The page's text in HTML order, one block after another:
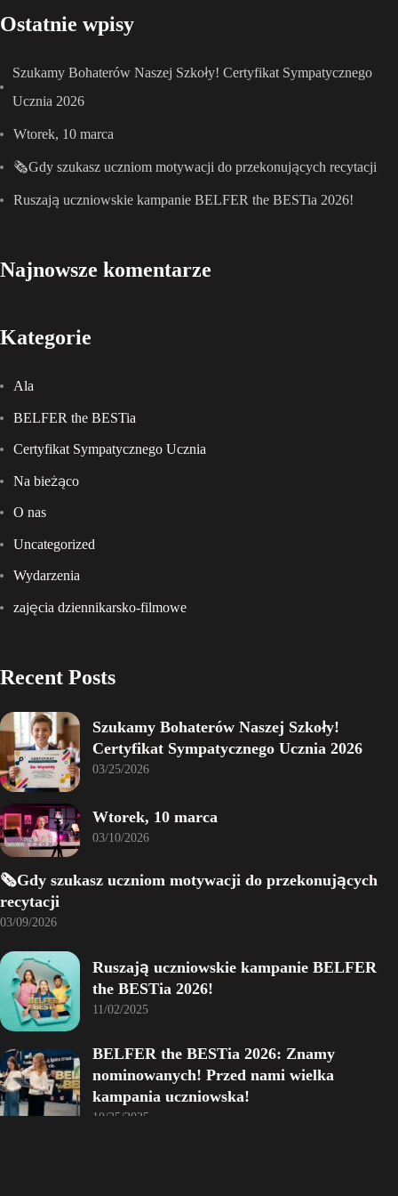
Ostatnie wpisy
Szukamy Bohaterów Naszej Szkoły! Certyfikat Sympatycznego
Ucznia 2026
Wtorek, 10 marca
🗞️Gdy szukasz uczniom motywacji do przekonujących recytacji
Ruszają uczniowskie kampanie BELFER the BESTia 2026!
Najnowsze komentarze
Kategorie
Ala
BELFER the BESTia
Certyfikat Sympatycznego Ucznia
Na bieżąco
O nas
Uncategorized
Wydarzenia
zajęcia dziennikarsko-filmowe
Recent Posts
Szukamy Bohaterów Naszej Szkoły!
Certyfikat Sympatycznego Ucznia 2026
03/25/2026
Wtorek, 10 marca
03/10/2026
🗞️Gdy szukasz uczniom motywacji do przekonujących
recytacji
03/09/2026
Ruszają uczniowskie kampanie BELFER
the BESTia 2026!
11/02/2025
BELFER the BESTia 2026: Znamy
nominowanych! Przed nami wielka
kampania uczniowska!
10/25/2025